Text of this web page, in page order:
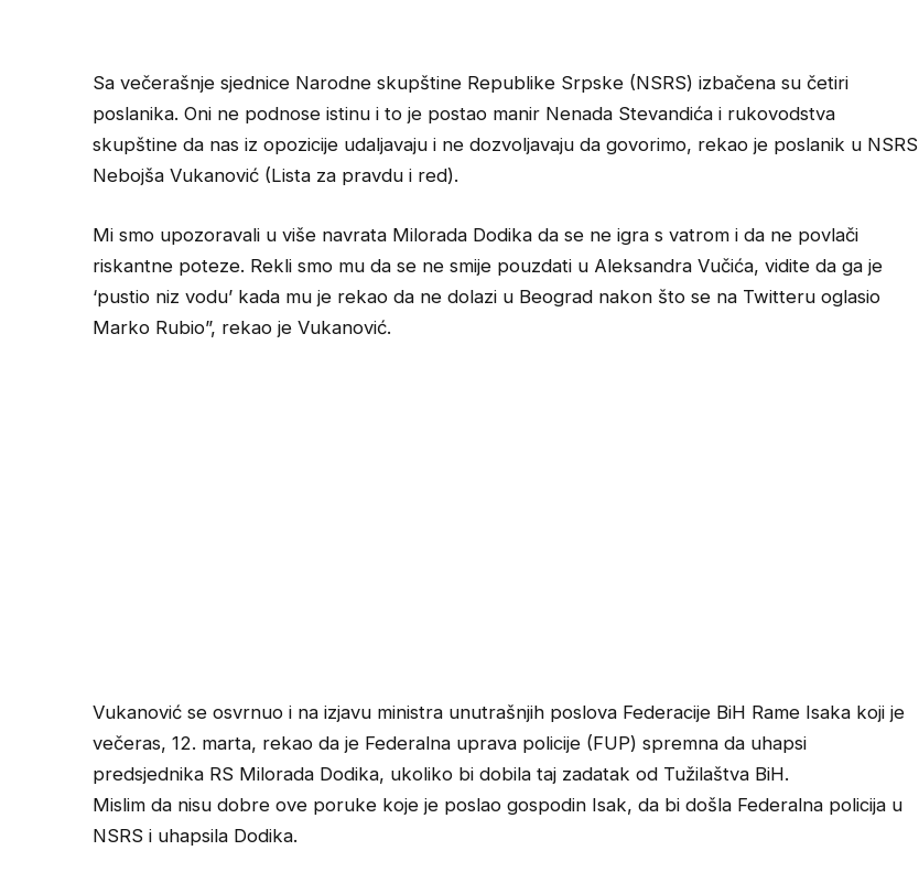
Sa večerašnje sjednice Narodne skupštine Republike Srpske (NSRS) izbačena su četiri
poslanika. Oni ne podnose istinu i to je postao manir Nenada Stevandića i rukovodstva
skupštine da nas iz opozicije udaljavaju i ne dozvoljavaju da govorimo, rekao je poslanik u NSRS
Nebojša Vukanović (Lista za pravdu i red).
Mi smo upozoravali u više navrata Milorada Dodika da se ne igra s vatrom i da ne povlači
riskantne poteze. Rekli smo mu da se ne smije pouzdati u Aleksandra Vučića, vidite da ga je
‘pustio niz vodu’ kada mu je rekao da ne dolazi u Beograd nakon što se na Twitteru oglasio
Marko Rubio”, rekao je Vukanović.
Vukanović se osvrnuo i na izjavu ministra unutrašnjih poslova Federacije BiH Rame Isaka koji je
večeras, 12. marta, rekao da je Federalna uprava policije (FUP) spremna da uhapsi
predsjednika RS Milorada Dodika, ukoliko bi dobila taj zadatak od Tužilaštva BiH.
Mislim da nisu dobre ove poruke koje je poslao gospodin Isak, da bi došla Federalna policija u
NSRS i uhapsila Dodika.